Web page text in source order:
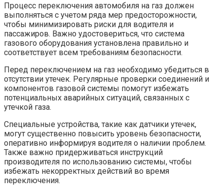
Процесс переключения автомобиля на газ должен
выполняться с учетом ряда мер предосторожности,
чтобы минимизировать риски для водителя и
пассажиров. Важно удостовериться, что система
газового оборудования установлена правильно и
соответствует всем требованиям безопасности.
Перед переключением на газ необходимо убедиться в
отсутствии утечек. Регулярные проверки соединений и
компонентов газовой системы помогут избежать
потенциальных аварийных ситуаций, связанных с
утечкой газа.
Специальные устройства, такие как датчики утечек,
могут существенно повысить уровень безопасности,
оперативно информируя водителя о наличии проблем.
Также важно придерживаться инструкций
производителя по использованию системы, чтобы
избежать некорректных действий во время
переключения.